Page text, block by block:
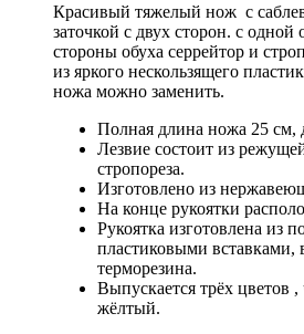
Красивый тяжелый нож с
заточкой с двух сторон. с одной
стороны обуха серрейтор и
из яркого нескользящего
ножа можно заменить.
Полная длина ножа 25 см,
Лезвие состоит из
стропореза.
Изготовлено из
На конце рукоятки
Рукоятка изготовлена из
пластиковыми
терморезина.
Выпускается трёх цветов
жёлтый.